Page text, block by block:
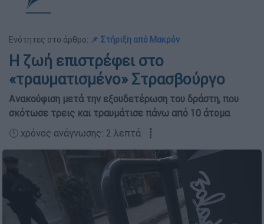
Ενότητες στο άρθρο: 📌 Στήριξη από Μακρόν
Η ζωή επιστρέφει στο
«τραυματισμένο» Στρασβούργο
Ανακούφιση μετά την εξουδετέρωση του δράστη, που
σκότωσε τρεις και τραυμάτισε πάνω από 10 άτομα
🕛 χρόνος ανάγνωσης: 2 λεπτά ┋